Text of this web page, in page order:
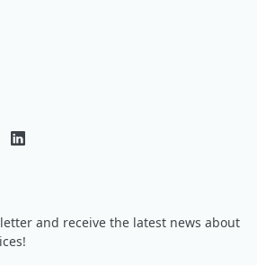
and receive the latest news about